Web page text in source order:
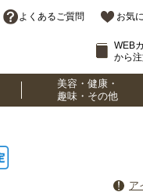
よくあるご質問 お気
WEB
から
美容・健康・
趣味・その他
ア